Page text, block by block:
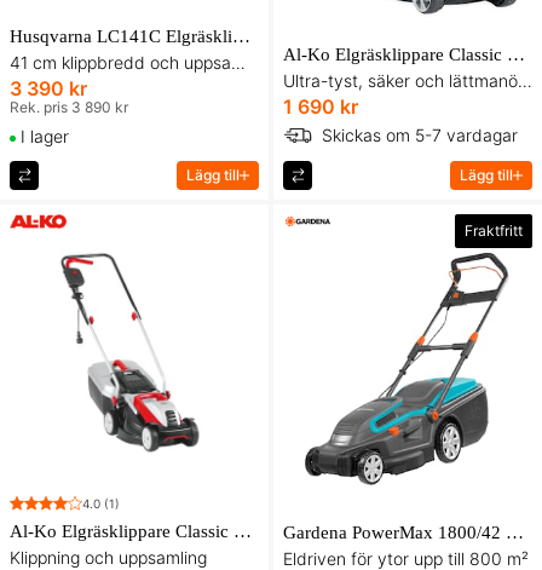
Husqvarna LC141C Elgräsklippare
41 cm klippbredd och uppsamlare
3 390 kr
Rek. pris 3 890 kr
I lager
Lägg till
Al-Ko Elgräsklippare Classic 3.82 SE
Ultra-tyst, säker och lättmanövrerad
1 690 kr
Skickas om 5-7 vardagar
Lägg till
4.0 (1)
Al-Ko Elgräsklippare Classic 3.22 SE
Klippning och uppsamling
Fraktfritt
Gardena PowerMax 1800/42 Elgräsklippare
Eldriven för ytor upp till 800 m²